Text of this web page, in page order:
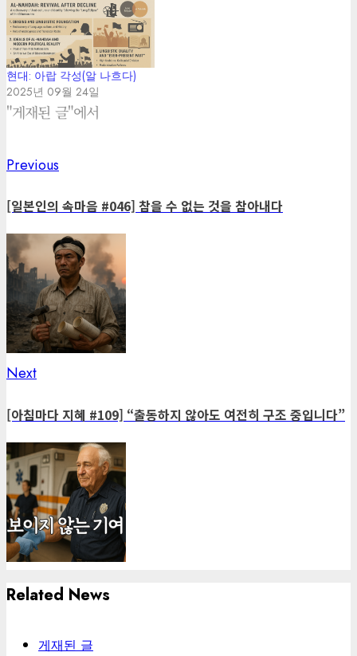
현대: 아랍 각성(알 나흐다)
2025년 09월 24일
"게재된 글"에서
Post
navigation
Previous
[일본인의 속마음 #046] 참을 수 없는 것을 참아내다
NextNext
[아침마다 지혜 #109] “출동하지 않아도 여전히 구조 중입니다”
Related News
게재된 글